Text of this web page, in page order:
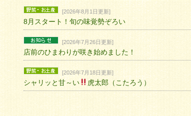
[2026年8月1日更新]
8月スタート！旬の味覚勢ぞろい
[2026年7月26日更新]
店前のひまわりが咲き始めました！
[2026年7月18日更新]
シャリッと甘～い 虎太郎（こたろう）